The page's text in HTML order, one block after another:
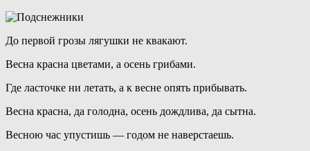
До первой грозы лягушки не квакают.
Весна красна цветами, а осень грибами.
Где ласточке ни летать, а к весне опять прибывать.
Весна красна, да голодна, осень дождлива, да сытна.
Весною час упустишь — годом не наверстаешь.